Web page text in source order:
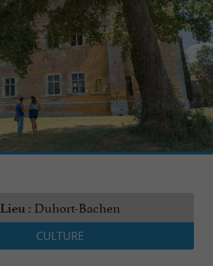
Lieu : Duhort-Bachen
CULTURE